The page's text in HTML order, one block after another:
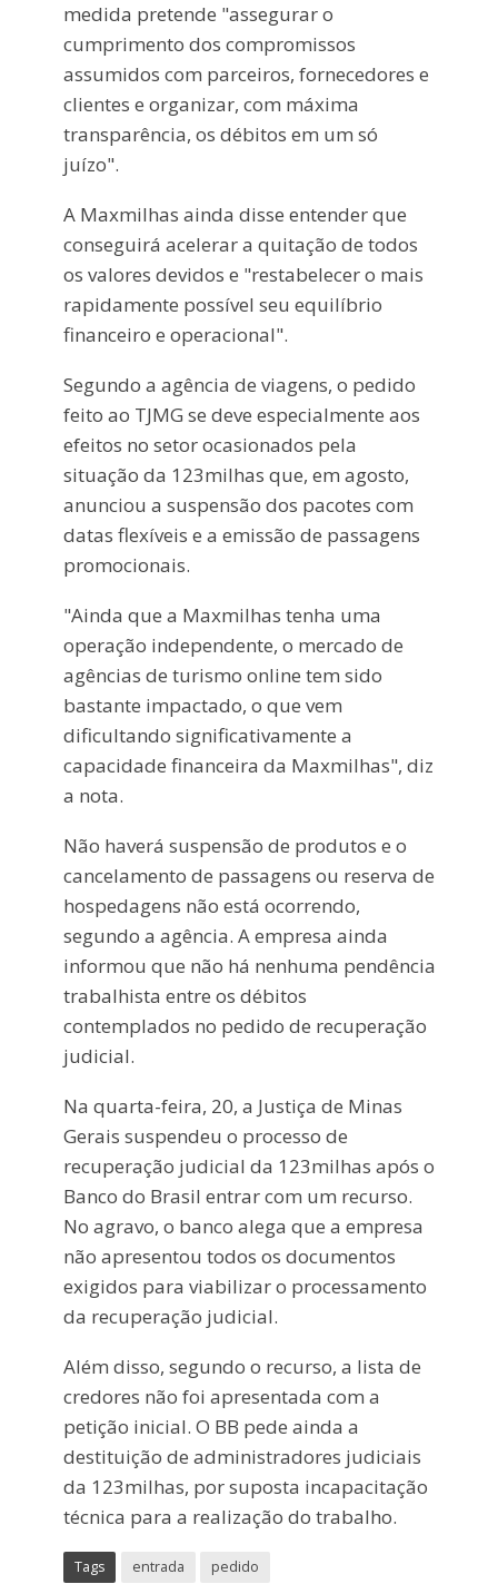
medida pretende "assegurar o
cumprimento dos compromissos
assumidos com parceiros, fornecedores e
clientes e organizar, com máxima
transparência, os débitos em um só
juízo".
A Maxmilhas ainda disse entender que
conseguirá acelerar a quitação de todos
os valores devidos e "restabelecer o mais
rapidamente possível seu equilíbrio
financeiro e operacional".
Segundo a agência de viagens, o pedido
feito ao TJMG se deve especialmente aos
efeitos no setor ocasionados pela
situação da 123milhas que, em agosto,
anunciou a suspensão dos pacotes com
datas flexíveis e a emissão de passagens
promocionais.
"Ainda que a Maxmilhas tenha uma
operação independente, o mercado de
agências de turismo online tem sido
bastante impactado, o que vem
dificultando significativamente a
capacidade financeira da Maxmilhas", diz
a nota.
Não haverá suspensão de produtos e o
cancelamento de passagens ou reserva de
hospedagens não está ocorrendo,
segundo a agência. A empresa ainda
informou que não há nenhuma pendência
trabalhista entre os débitos
contemplados no pedido de recuperação
judicial.
Na quarta-feira, 20, a Justiça de Minas
Gerais suspendeu o processo de
recuperação judicial da 123milhas após o
Banco do Brasil entrar com um recurso.
No agravo, o banco alega que a empresa
não apresentou todos os documentos
exigidos para viabilizar o processamento
da recuperação judicial.
Além disso, segundo o recurso, a lista de
credores não foi apresentada com a
petição inicial. O BB pede ainda a
destituição de administradores judiciais
da 123milhas, por suposta incapacitação
técnica para a realização do trabalho.
Tags entrada pedido